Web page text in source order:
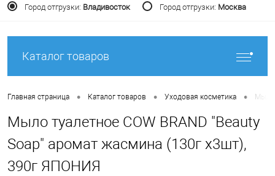
Город отгрузки: Владивосток Город отгрузки: Москва
Каталог товаров
Главная страница • Каталог товаров • Уходовая косметика • Мыло
Мыло туалетное COW BRAND "Beauty
Soap" аромат жасмина (130г х3шт),
390г ЯПОНИЯ